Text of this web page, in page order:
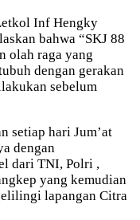
Inf Hengky
bahwa “SKJ 88
olah raga yang
dengan gerakan
sebelum
setiap hari Jum’at
dengan
dari TNI, Polri ,
yang kemudian
lapangan Citra